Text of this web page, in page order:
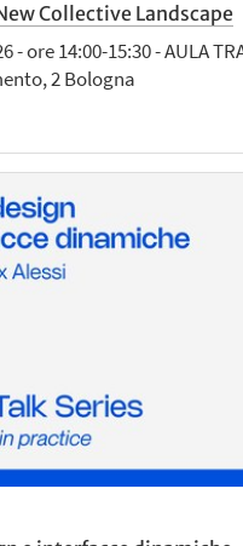
Collective Landscape
- ore 14:00-15:30 - AULA
2 Bologna